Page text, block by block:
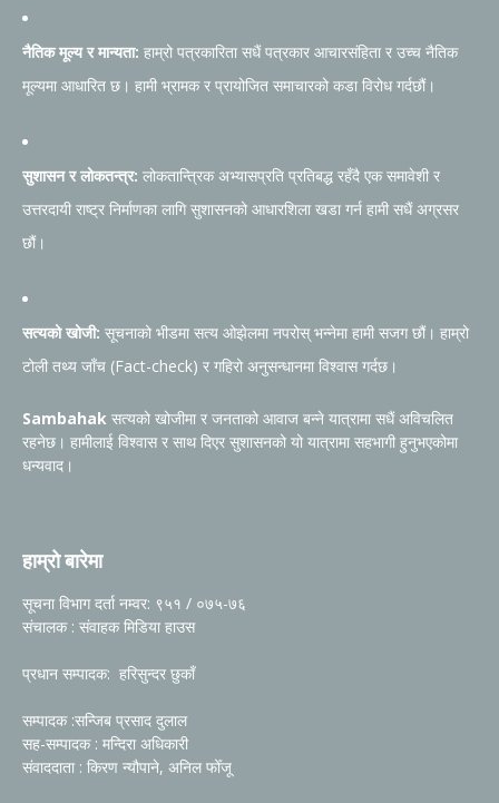
नैतिक मूल्य र मान्यता: हाम्रो पत्रकारिता सधैं पत्रकार आचारसंहिता र उच्च नैतिक
मूल्यमा आधारित छ। हामी भ्रामक र प्रायोजित समाचारको कडा विरोध गर्दछौं।
सुशासन र लोकतन्त्र: लोकतान्त्रिक अभ्यासप्रति प्रतिबद्ध रहँदै एक समावेशी र
उत्तरदायी राष्ट्र निर्माणका लागि सुशासनको आधारशिला खडा गर्न हामी सधैं अग्रसर
छौं।
सत्यको खोजी: सूचनाको भीडमा सत्य ओझेलमा नपरोस् भन्नेमा हामी सजग छौं। हाम्रो
टोली तथ्य जाँच (Fact-check) र गहिरो अनुसन्धानमा विश्वास गर्दछ।
Sambahak सत्यको खोजीमा र जनताको आवाज बन्ने यात्रामा सधैं अविचलित
रहनेछ। हामीलाई विश्वास र साथ दिएर सुशासनको यो यात्रामा सहभागी हुनुभएकोमा
धन्यवाद।
हाम्रो बारेमा
सूचना विभाग दर्ता नम्वर: ९५१ / ०७५-७६
संचालक : संवाहक मिडिया हाउस
प्रधान सम्पादक: हरिसुन्दर छुकाँ
सम्पादक :सन्जिब प्रसाद दुलाल
सह-सम्पादक : मन्दिरा अधिकारी
संवाददाता : किरण न्यौपाने, अनिल फोँजू